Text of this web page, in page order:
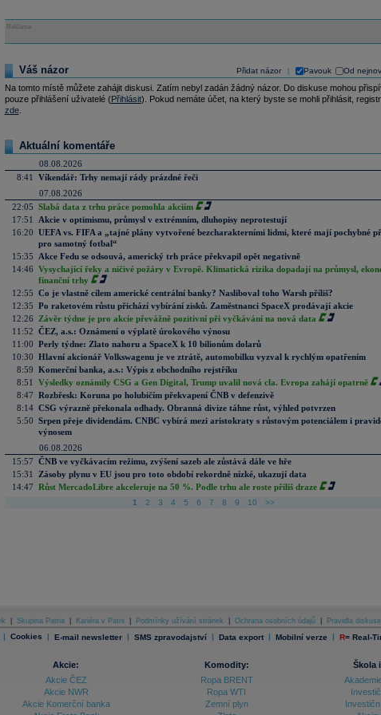
Reklama
Přidat názor Pavouk Od
Váš názor
Na tomto místě můžete zahájit diskusi. Zatím nebyl zadán žádný názor. Do diskuse mohou
pouze přihlášení uživatelé (Přihlásit). Pokud nemáte účet, na který byste se mohli přihlásit,
zde.
Aktuální komentáře
08.08.2026
8:41
Víkendář: Trhy nemají rády prázdné řeči
07.08.2026
22:05 Slabá data z trhu práce pomohla akciím
17:51
Akcie v optimismu, průmysl v extrémním, dluhopisy neprotestují
16:20 UEFA vs. FIFA a „tajné plány vytvořené bezcharakterními lidmi, které mají pochybné
pro samotný fotbal“
15:35
Akce Fedu se odsouvá, americký trh práce překvapil opět negativně
14:46 Vysychající řeky a ničivé požáry v Evropě. Klimatická rizika dopadají na průmysl,
finanční trhy
12:55 Co je vlastně cílem americké centrální banky? Nasliboval toho Warsh příliš?
12:35 Po raketovém růstu přichází vybírání zisků. Zaměstnanci SpaceX prodávají akcie
12:26
Závěr týdne je pro akcie převážně pozitivní při vyčkávání na nová data
11:52 ČEZ, a.s.: Oznámení o výplatě úrokového výnosu
11:00 Perly týdne: Zlato nahoru a SpaceX k 10 bilionům dolarů
10:30 Hlavní akcionář Volkswagenu je ve ztrátě, automobilku vyzval k rychlým opatřením
8:59 Komerční banka, a.s.: Výpis z obchodního rejstříku
8:51
Výsledky oznámily CSG a Gen Digital, Trump uvalil nová cla. Evropa zahájí opatrně
8:47 Rozbřesk: Koruna po holubičím překvapení ČNB v defenzivě
8:14 CSG výrazně překonala odhady. Obranná divize táhne růst, výhled potvrzen
5:50 Srpen přeje dividendám. CNBC vybírá mezi aristokraty s růstovým potenciálem i
výnosem
06.08.2026
15:57 ČNB ve vyčkávacím režimu, zvýšení sazeb ale zůstává dále ve hře
15:31
Zásoby plynu v EU jsou pro toto období rekordně nízké, ukazují data
14:47 Růst MercadoLibre akceleruje na 50 %. Podle trhu ale roste příliš draze
1 2 3 4 5 6 7 8 9 10 >>
Skupina Patria Kariéra v Patrii Podmínky užívání stránek Ochrana osobních údajů Pravidla diskuse
| Cookies | E-mail newsletter | SMS zpravodajství | Data export | Mobilní verze | R= Real-
Akcie:
Akcie ČEZ
Akcie NWR
Akcie Komerční banka
Komodity:
Ropa BRENT
Ropa WTI
Zemní plyn
Škola